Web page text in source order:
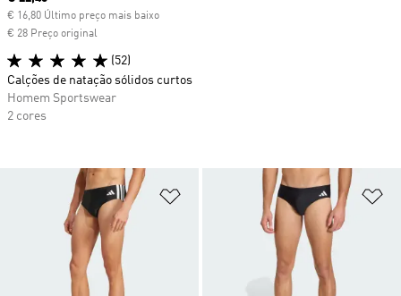
Adicionar à Lista de Desejos
€ 16,80 Último preço mais baixo
€ 28 Preço original
(52)
Calções de natação sólidos curtos
Homem Sportswear
2 cores